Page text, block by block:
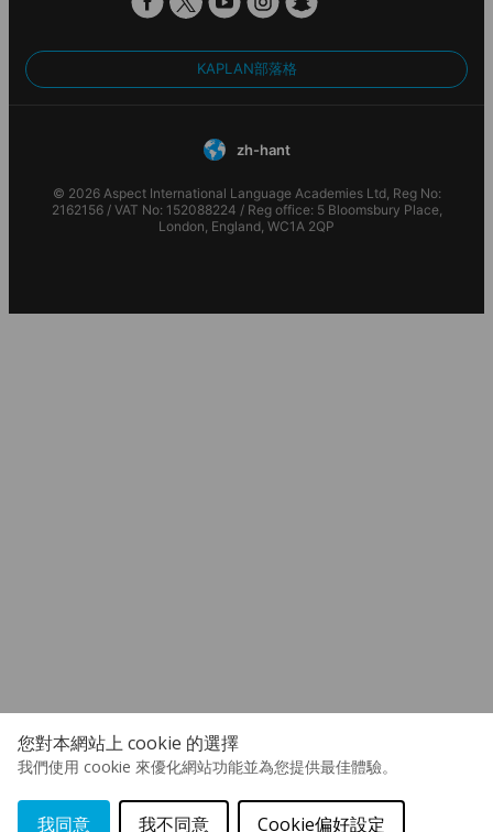
您對本網站上 cookie 的選擇
我們使用 cookie 來優化網站功能並為您提供最佳體驗。
我同意 我不同意 Cookie偏好設定
KAPLAN部落格
zh-hant
© 2026 Aspect International Language Academies Ltd, Reg No:
2162156 / VAT No: 152088224 / Reg office: 5 Bloomsbury Place,
London, England, WC1A 2QP